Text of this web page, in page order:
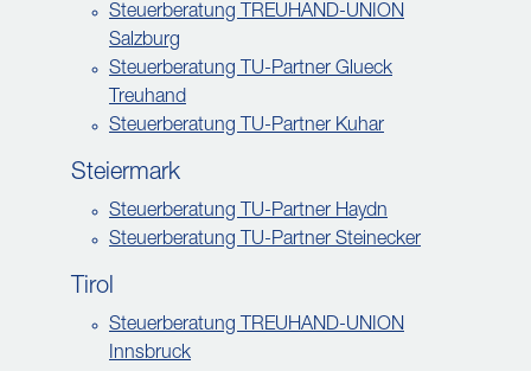
Steuerberatung TREUHAND-UNION
Salzburg
Steuerberatung TU-Partner Glueck
Treuhand
Steuerberatung TU-Partner Kuhar
Steiermark
Steuerberatung TU-Partner Haydn
Steuerberatung TU-Partner Steinecker
Tirol
Steuerberatung TREUHAND-UNION
Innsbruck